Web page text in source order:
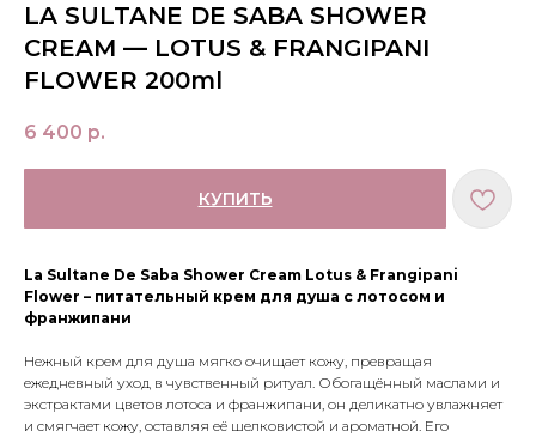
LA SULTANE DE SABA SHOWER
CREAM — LOTUS & FRANGIPANI
FLOWER 200ml
6 400 р.
КУПИТЬ
La Sultane De Saba Shower Cream Lotus & Frangipani
Flower – питательный крем для душа с лотосом и
франжипани
Нежный крем для душа мягко очищает кожу, превращая
ежедневный уход в чувственный ритуал. Обогащённый маслами и
экстрактами цветов лотоса и франжипани, он деликатно увлажняет
и смягчает кожу, оставляя её шелковистой и ароматной. Его